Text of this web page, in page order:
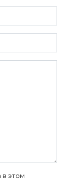
в этом